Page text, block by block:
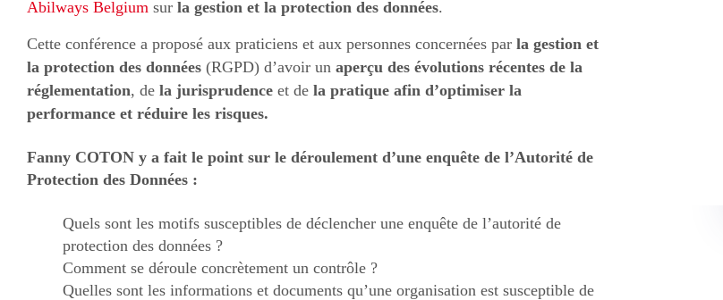
Abilways Belgium sur la gestion et la protection des données.
Cette conférence a proposé aux praticiens et aux personnes concernées par la gestion et
la protection des données (RGPD) d’avoir un aperçu des évolutions récentes de la
réglementation, de la jurisprudence et de la pratique afin d’optimiser la
performance et réduire les risques.
Fanny COTON y a fait le point sur le déroulement d’une enquête de l’Autorité de
Protection des Données :
Quels sont les motifs susceptibles de déclencher une enquête de l’autorité de
protection des données ?
Comment se déroule concrètement un contrôle ?
Quelles sont les informations et documents qu’une organisation est susceptible de